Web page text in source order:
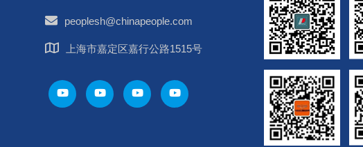
peoplesh@chinapeople.com
上海市嘉定区嘉行公路1515号